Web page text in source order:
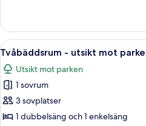
Deluxe
utsikt
mot
bergen
(Sky)
Öppna
alla
foton
för
Tvåbäddsrum
-
5
Tvåbäddsrum - utsikt mot
Utsikt mot parken
1 sovrum
3 sovplatser
1 dubbelsäng och 1 enkelsäng